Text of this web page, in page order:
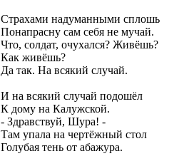
Страхами надуманными сплошь
Понапрасну сам себя не мучай.
Что, солдат, очухался? Живёшь?
Как живёшь?
Да так. На всякий случай.
И на всякий случай подошёл
К дому на Калужской.
- Здравствуй, Шура! -
Там упала на чертёжный стол
Голубая тень от абажура.